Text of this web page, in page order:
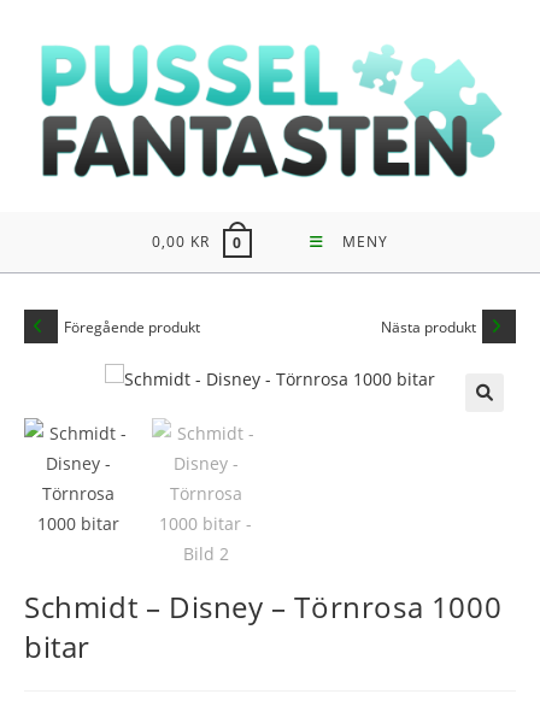
innehållet
0,00 KR 0 MENY
Föregående produkt Nästa produkt
Schmidt – Disney – Törnrosa 1000
bitar